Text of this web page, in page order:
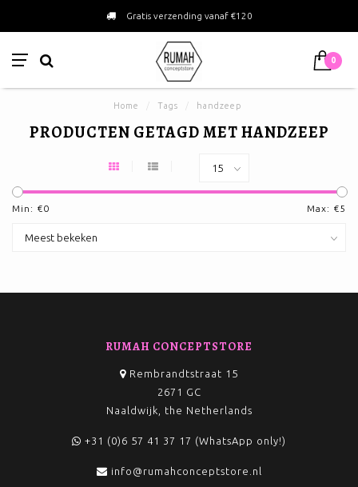
Gratis verzending vanaf €120
0
Home Tags handzeep
PRODUCTEN GETAGD MET HANDZEEP
Min: €0 Max: €5
RUMAH CONCEPTSTORE
Rembrandtstraat 15
2671 GC
Naaldwijk, the Netherlands
+31 (0)6 57 41 37 17 (WhatsApp only!)
info@rumahconceptstore.nl